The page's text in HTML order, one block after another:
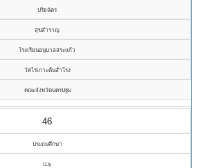
ปริยฉัตร
สุขสำราญ
โรงเรียนอนุบาลสระแก้ว
วัดไร่เกาะต้นสำโรง
คณะจังหวัดนครปฐม
46
ประถมศึกษา
ป.๖